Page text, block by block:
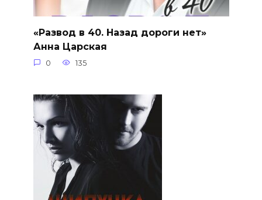
«Развод в 40. Назад дороги нет»
Анна Царская
0 135